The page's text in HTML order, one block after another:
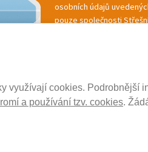
využívají cookies. Podrobnější
a používání tzv. cookies.
osobních údajů
pouze společnosti
marketingové